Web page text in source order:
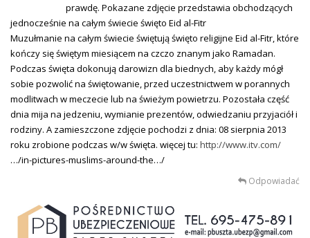
prawdę. Pokazane zdjęcie przedstawia obchodzących
jednocześnie na całym świecie święto Eid al-Fitr
Muzułmanie na całym świecie świętują święto religijne Eid al-Fitr, które
kończy się świętym miesiącem na czczo znanym jako Ramadan.
Podczas święta dokonują darowizn dla biednych, aby każdy mógł
sobie pozwolić na świętowanie, przed uczestnictwem w porannych
modlitwach w meczecie lub na świeżym powietrzu. Pozostała część
dnia mija na jedzeniu, wymianie prezentów, odwiedzaniu przyjaciół i
rodziny. A zamieszczone zdjęcie pochodzi z dnia: 08 sierpnia 2013
roku zrobione podczas w/w święta. więcej tu: http://www.itv.com/
…/in-pictures-muslims-around-the…/
Odpowiadać